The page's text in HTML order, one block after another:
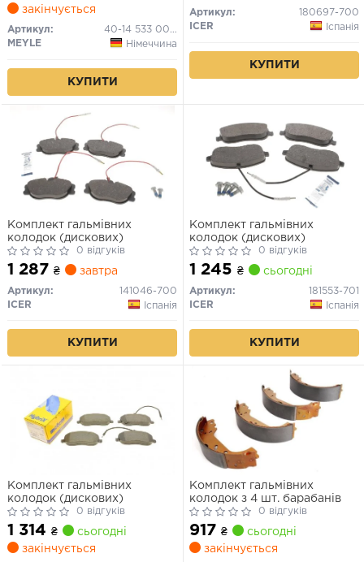
закінчується
Артикул:
40-14 533 0002
MEYLE
Німеччина
КУПИТИ
Артикул:
180697-700
ICER
Іспанія
КУПИТИ
Комплект гальмівних
колодок (дискових)
0 відгуків
1 287 ₴ завтра
Артикул:
141046-700
ICER
Іспанія
КУПИТИ
Комплект гальмівних
колодок (дискових)
0 відгуків
1 245 ₴ сьогодні
Артикул:
181553-701
ICER
Іспанія
КУПИТИ
Комплект гальмівних
колодок (дискових)
0 відгуків
1 314 ₴
сьогодні
закінчується
Комплект гальмівних
колодок з 4 шт. барабанів
0 відгуків
917 ₴
сьогодні
закінчується